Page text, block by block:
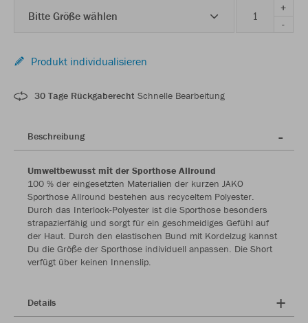
Bitte Größe wählen
+
-
Produkt individualisieren
30 Tage Rückgaberecht Schnelle Bearbeitung
Beschreibung
Umweltbewusst mit der Sporthose Allround
100 % der eingesetzten Materialien der kurzen JAKO
Sporthose Allround bestehen aus recyceltem Polyester.
Durch das Interlock-Polyester ist die Sporthose besonders
strapazierfähig und sorgt für ein geschmeidiges Gefühl auf
der Haut. Durch den elastischen Bund mit Kordelzug kannst
Du die Größe der Sporthose individuell anpassen. Die Short
verfügt über keinen Innenslip.
Details